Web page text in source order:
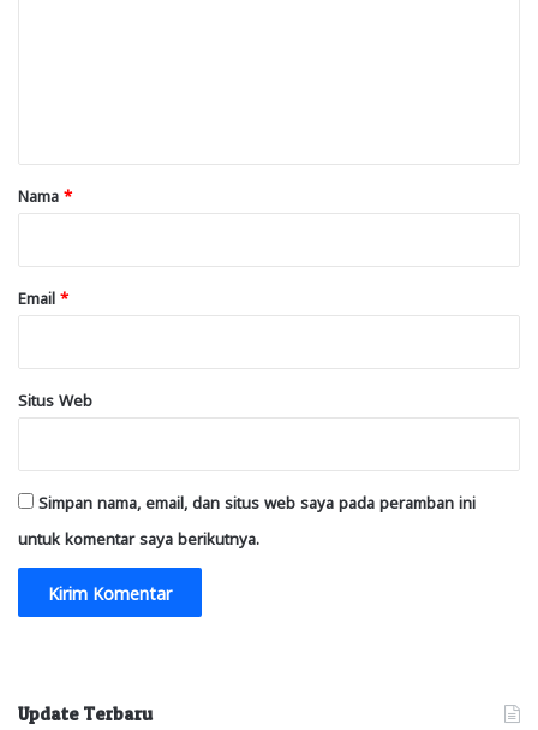
rNama *
Email *
Situs Web
Simpan nama, email, dan situs web saya pada peramban ini
untuk komentar saya berikutnya.
Update Terbaru